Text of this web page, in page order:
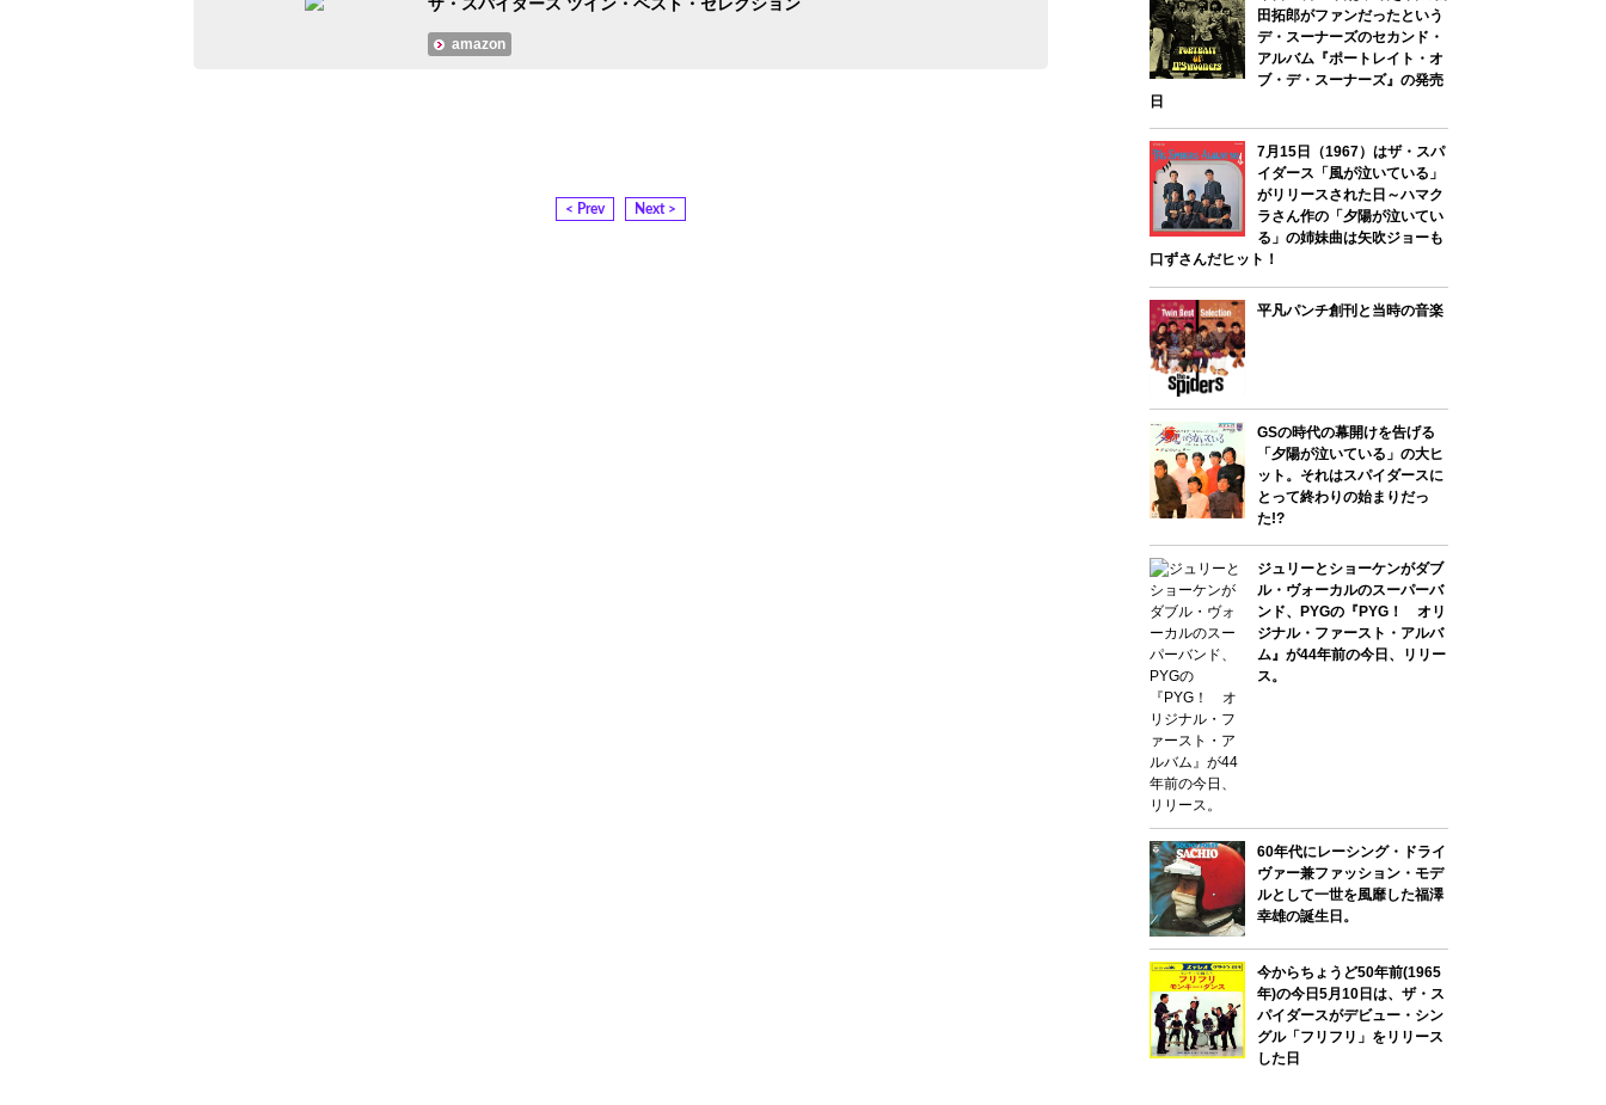
ザ・スパイダース ツイン・ベスト・セレクション
amazon
< Prev Next >
田拓郎がファンだったという
デ・スーナーズのセカンド・
アルバム『ポートレイト・オ
ブ・デ・スーナーズ』の発売
日
7月15日（1967）はザ・スパ
イダース「風が泣いている」
がリリースされた日～ハマク
ラさん作の「夕陽が泣いてい
る」の姉妹曲は矢吹ジョーも
口ずさんだヒット！
平凡パンチ創刊と当時の音楽
GSの時代の幕開けを告げる
「夕陽が泣いている」の大ヒ
ット。それはスパイダースに
とって終わりの始まりだっ
た!?
ジュリーとショーケンがダブ
ル・ヴォーカルのスーパーバ
ンド、PYGの『PYG！ オリ
ジナル・ファースト・アルバ
ム』が44年前の今日、リリー
ス。
60年代にレーシング・ドライ
ヴァー兼ファッション・モデ
ルとして一世を風靡した福澤
幸雄の誕生日。
今からちょうど50年前(1965
年)の今日5月10日は、ザ・ス
パイダースがデビュー・シン
グル「フリフリ」をリリース
した日